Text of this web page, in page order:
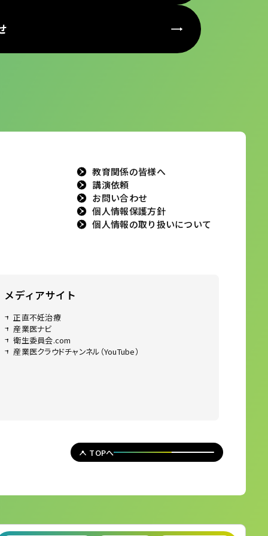
教育関係の皆様へ
講演依頼
お問い合わせ
個人情報保護方針
個人情報の取り扱いについて
メディアサイト
正直不妊治療
産業医ナビ
衛生委員会.com
産業医クラウドチャンネル（YouTube）
TOPへ